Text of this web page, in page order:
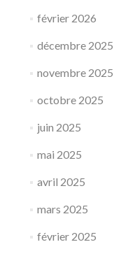
février 2026
décembre 2025
novembre 2025
octobre 2025
juin 2025
mai 2025
avril 2025
mars 2025
février 2025